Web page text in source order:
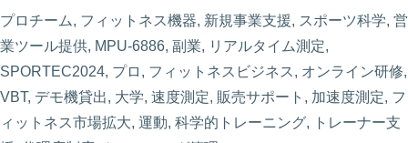
プロチーム, フィットネス機器, 新規事業支援, スポーツ科学, 営
業ツール提供, MPU-6886, 副業, リアルタイム測定,
SPORTEC2024, プロ, フィットネスビジネス, オンライン研修,
VBT, デモ機貸出, 大学, 速度測定, 販売サポート, 加速度測定, フ
ィットネス市場拡大, 運動, 科学的トレーニング, トレーナー支